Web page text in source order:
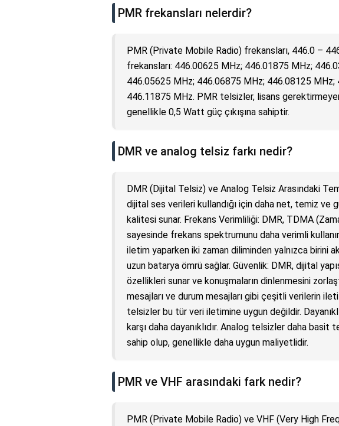
PMR frekansları nelerdir?
PMR (Private Mobile Radio) frekansları, 446.0 –
frekansları: 446.00625 MHz; 446.01875 MHz;
446.05625 MHz; 446.06875 MHz; 446.08125
446.11875 MHz. PMR telsizler, lisans
genellikle 0,5 Watt güç çıkışına sahiptir.
DMR ve analog telsiz farkı nedir?
DMR (Dijital Telsiz) ve Analog Telsiz Arasındaki
dijital ses verileri kullandığı için daha net, temiz ve
kalitesi sunar. Frekans Verimliliği: DMR, TDMA
sayesinde frekans spektrumunu daha verimli
iletim yaparken iki zaman diliminden yalnızca birini
uzun batarya ömrü sağlar. Güvenlik: DMR, dijital
özellikleri sunar ve konuşmaların dinlenmesini
mesajları ve durum mesajları gibi çeşitli verilerin
telsizler bu tür veri iletimine uygun değildir.
karşı daha dayanıklıdır. Analog telsizler daha
sahip olup, genellikle daha uygun maliyetlidir.
PMR ve VHF arasındaki fark nedir?
PMR (Private Mobile Radio) ve VHF (Very High